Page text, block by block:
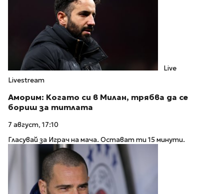
Live
Livestream
Аморим: Когато си в Милан, трябва да се
бориш за титлата
7 август, 17:10
Гласувай за Играч на мача. Остават ти 15 минути.